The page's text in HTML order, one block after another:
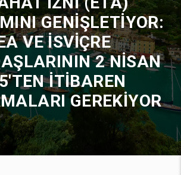
GENIŞLETIYOR:
VE İSVIÇRE
2 NISAN
İTIBAREN
GEREKIYOR